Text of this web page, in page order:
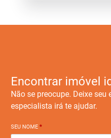
Encontrar imóvel
Não se preocupe. Deixe
especialista irá te ajudar.
SEU NOME*